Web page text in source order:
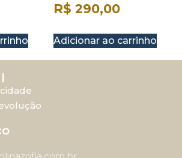
R$ 290,00
Adicionar ao carrinho